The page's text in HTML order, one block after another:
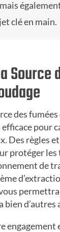
clé en main.
Source
des
pour
Des règles
protéger
de
permettra
bien d’autres
engagement